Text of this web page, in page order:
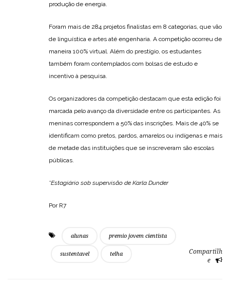
produção de energia.
Foram mais de 284 projetos finalistas em 8 categorias, que vão
de linguística e artes até engenharia. A competição ocorreu de
maneira 100% virtual. Além do prestígio, os estudantes
também foram contemplados com bolsas de estudo e
incentivo à pesquisa.
Os organizadores da competição destacam que esta edição foi
marcada pelo avanço da diversidade entre os participantes. As
meninas correspondem a 50% das inscrições. Mais de 40% se
identificam como pretos, pardos, amarelos ou indígenas e mais
de metade das instituições que se inscreveram são escolas
públicas.
*Estagiário sob supervisão de Karla Dunder
Por R7
alunas premio jovem cientista
sustentavel telha
Compartilh
e